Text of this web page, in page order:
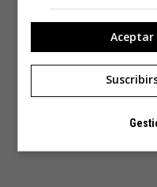
Aceptar